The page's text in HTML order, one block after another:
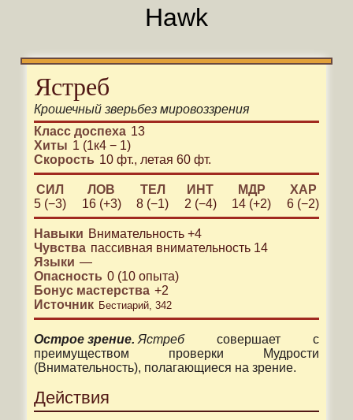
Hawk
Ястреб
Крошечный зверьбез мировоззрения
Класс доспеха 13
Хиты 1 (1к4 − 1)
Скорость 10 фт., летая 60 фт.
СИЛ
5 (−3)
ЛОВ
16 (+3)
ТЕЛ
8 (−1)
ИНТ
2 (−4)
МДР
14 (+2)
ХАР
6 (−2)
Навыки Внимательность +4
Чувства пассивная внимательность 14
Языки —
Опасность 0(10опыта)
Бонус мастерства +2
Источник Бестиарий, 342
Острое зрение. Ястребсовершает с
преимуществом проверки Мудрости
(Внимательность), полагающиеся на зрение.
Действия